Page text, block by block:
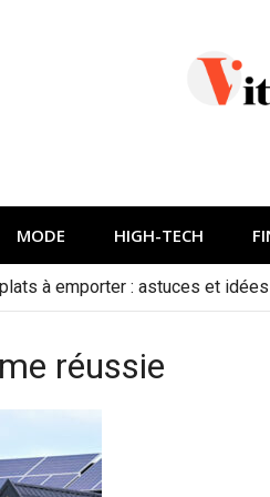
MODE HIGH-TECH
à emporter : astuces et
réussie